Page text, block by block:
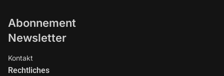
Abonnement
Newsletter
Kontakt
Rechtliches